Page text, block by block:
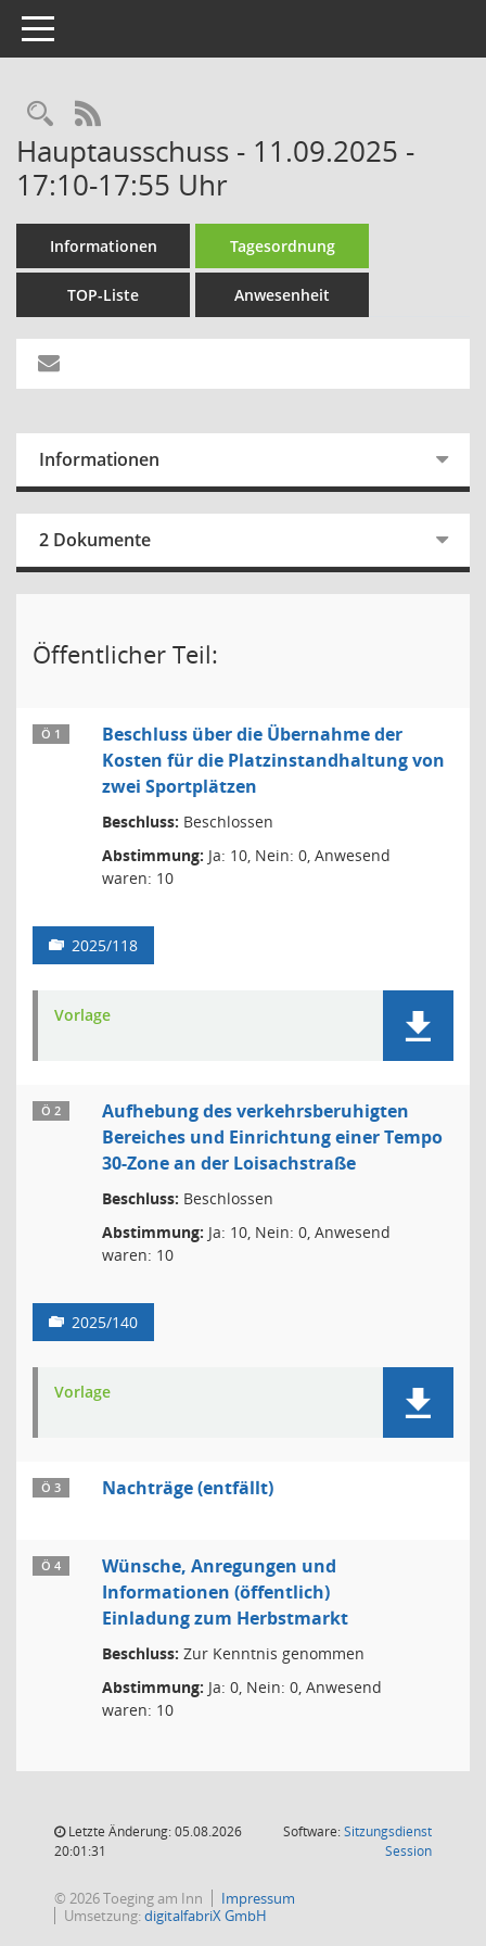
Toggle navigation
Rechercheauswahl
RSS-Feed
Hauptausschuss - 11.09.2025 -
17:10-17:55 Uhr
Informationen Tagesordnung
TOP-Liste Anwesenheit
Informationen
2 Dokumente
Öffentlicher Teil:
Ö 1
Beschluss über die Übernahme der
Kosten für die Platzinstandhaltung von
zwei Sportplätzen
Beschluss: Beschlossen
Abstimmung: Ja: 10, Nein: 0, Anwesend
waren: 10
2025/118
Vorlage
Ö 2
Aufhebung des verkehrsberuhigten
Bereiches und Einrichtung einer Tempo
30-Zone an der Loisachstraße
Beschluss: Beschlossen
Abstimmung: Ja: 10, Nein: 0, Anwesend
waren: 10
2025/140
Vorlage
Ö 3 Nachträge (entfällt)
Ö 4
Wünsche, Anregungen und
Informationen (öffentlich)
Einladung zum Herbstmarkt
Beschluss: Zur Kenntnis genommen
Abstimmung: Ja: 0, Nein: 0, Anwesend
waren: 10
Letzte Änderung: 05.08.2026
20:01:31
Software:Sitzungsdienst
Session(Wird in
© 2026 Toeging am Inn
Impressum
Umsetzung:digitalfabriX GmbH